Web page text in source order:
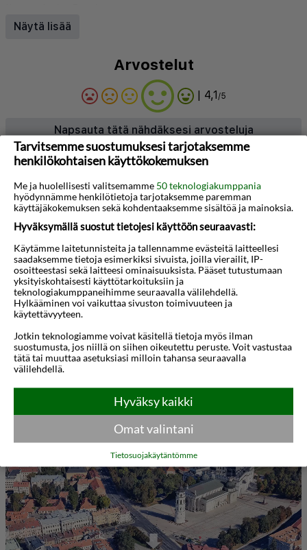
Näytä lisää
Arvostelut
| 4,1 /5
Napsauta tätä nähdäksesi arvosteluja
Amberton Cathedral Square Hotel Vilnius
Katedraalitorin viereen. Tämä moderni hotelli
tarjoaa täydellisen yhdistelmän mukavuutta ja
käytännöllisyyttä, mikä tekee siitä ihanteellisen
valinnan sekä lomamatkailijoille että
liikematkailijoille. Nauti helppoa pääsyä kaupungin
tärkeimpiin nähtävyyksiin, ravintoloihin ja
päässä hotellin sisäänkäynnistä.
Amberton Cathedral Square Hotelin huoneet on
Jokaisessa huoneessa on mukavat sängyt,
ilmastointi, ilmainen Wi-Fi ja taulutelevisio.
Tilavissa kylpyhuoneissa on ilmaisia
hygieniatuotteita ja hiustenkuivain. Valituista
Näytä lisää
Tarvitsemme suostumuksesi tarjotaksemme
henkilökohtaisen käyttökokemuksen
Me ja huolellisesti valitsemamme 50 teknologiakumppania
hyödynnämme henkilötietoja tarjotaksemme paremman
käyttäjäkokemuksen sekä kohdentaaksemme sisältöä ja mainoksia.
Hyväksymällä suostut tietojesi käyttöön seuraavasti:
Käytämme laitetunnisteita ja tallennamme evästeitä laitteellesi
saadaksemme tietoja esimerkiksi sivuista, joilla vierailit, IP-
osoitteestasi sekä laitteesi ominaisuuksista. Pääset tutustumaan
yksityiskohtaisesti käyttötarkoituksiin ja
teknologiakumppaneihimme seuraavalla välilehdellä.
Hylkääminen voi vaikuttaa sivuston toimivuuteen ja
käytettävyyteen.
Jotkin teknologiamme voivat käsitellä tietoja myös ilman
suostumusta, jos niillä on siihen oikeutettu peruste. Voit vastustaa
tätä tai muuttaa asetuksiasi milloin tahansa seuraavalla
välilehdellä.
Hyväksy kaikki
Omat valintani
Tietosuojakäytäntömme